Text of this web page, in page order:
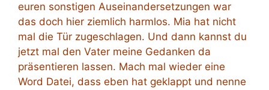
euren sonstigen Auseinandersetzungen war
das doch hier ziemlich harmlos. Mia hat nicht
mal die Tür zugeschlagen. Und dann kannst du
jetzt mal den Vater meine Gedanken da
präsentieren lassen. Mach mal wieder eine
Word Datei, dass eben hat geklappt und nenne